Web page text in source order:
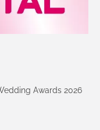
Awards 2026